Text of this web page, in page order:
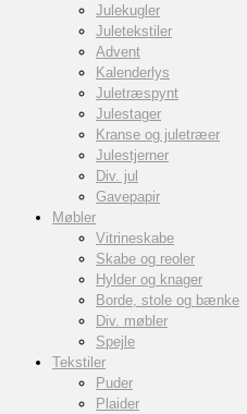
Julekugler
Juletekstiler
Advent
Kalenderlys
Juletræspynt
Julestager
Kranse og juletræer
Julestjerner
Div. jul
Gavepapir
Møbler
Vitrineskabe
Skabe og reoler
Hylder og knager
Borde, stole og bænke
Div. møbler
Spejle
Tekstiler
Puder
Plaider